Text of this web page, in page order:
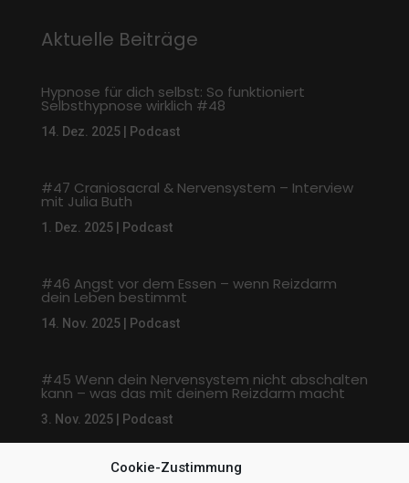
Cookie-Zustimmung
Aktuelle Beiträge
Hypnose für dich selbst: So funktioniert
Selbsthypnose wirklich #48
14. Dez. 2025| Podcast
#47 Craniosacral & Nervensystem – Interview
mit Julia Buth
1. Dez. 2025| Podcast
#46 Angst vor dem Essen – wenn Reizdarm
dein Leben bestimmt
14. Nov. 2025| Podcast
#45 Wenn dein Nervensystem nicht abschalten
kann – was das mit deinem Reizdarm macht
3. Nov. 2025| Podcast